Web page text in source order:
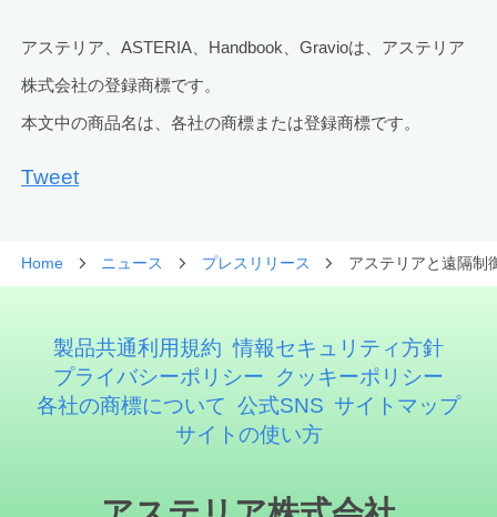
アステリア、ASTERIA、Handbook、Gravioは、アステリア
株式会社の登録商標です。
本文中の商品名は、各社の商標または登録商標です。
Tweet
Home ニュース プレスリリース アステリアと遠隔制
製品共通利用規約 情報セキュリティ方針
プライバシーポリシー
クッキーポリシー
各社の商標について 公式SNS サイトマップ
サイトの使い方